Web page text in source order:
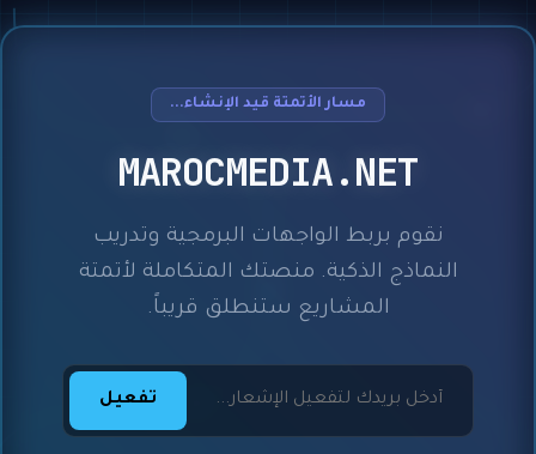
مسار الأتمتة قيد الإنشاء...
MAROCMEDIA.NET
نقوم بربط الواجهات البرمجية وتدريب
النماذج الذكية. منصتك المتكاملة لأتمتة
المشاريع ستنطلق قريباً.
تفعيل